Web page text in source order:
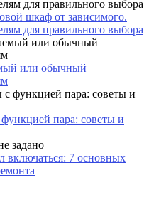
шкаф от зависимого.
для правильного выбора
или обычный
пара: советы и
включаться: 7 основных